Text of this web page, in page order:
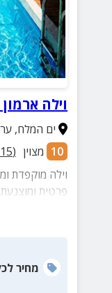
וילה
ים המלח,
10 מצוין (
15
פרטית
ירוקה
מחיר